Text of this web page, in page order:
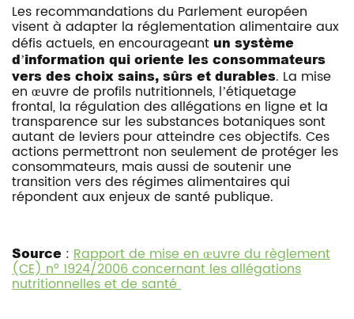
Les recommandations du Parlement européen
visent à adapter la réglementation alimentaire aux
défis actuels, en encourageant un système
d’information qui oriente les consommateurs
vers des choix sains, sûrs et durables. La mise
en œuvre de profils nutritionnels, l’étiquetage
frontal, la régulation des allégations en ligne et la
transparence sur les substances botaniques sont
autant de leviers pour atteindre ces objectifs. Ces
actions permettront non seulement de protéger les
consommateurs, mais aussi de soutenir une
transition vers des régimes alimentaires qui
répondent aux enjeux de santé publique.
Source : Rapport de mise en œuvre du règlement
(CE) n° 1924/2006 concernant les allégations
nutritionnelles et de santé